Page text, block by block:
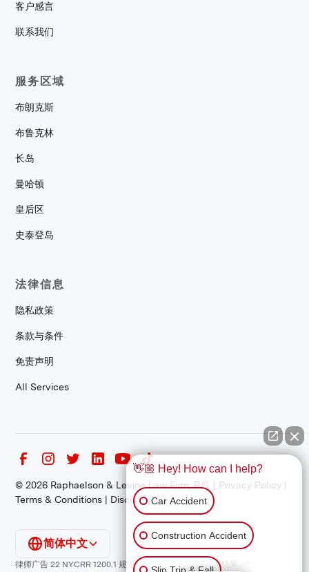
客户感言
联系我们
服务区域
布朗克斯
布鲁克林
长岛
曼哈顿
皇后区
史泰登岛
法律信息
隐私政策
条款与条件
免责声明
All Services
©2026 Raphaelson & Levine Law Firm, P.C. | Privacy Policy
Terms & Conditions | Disclaimer
律师广告 22 NYCRR 1200.1 规定：“过往结果不保证类似结果。”
简体中文
👋🏼 Hey! How can I help?
Car Accident
Construction Accident
Slip Trip & Fall